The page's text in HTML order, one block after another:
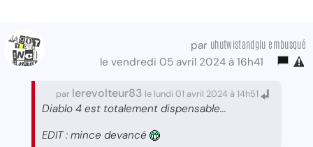
par uhutwistandglu embusqué
le vendredi 05 avril 2024 à 16h41
par lerevolteur83 le lundi 01 avril 2024 à 14h51
Diablo 4 est totalement dispensable...
EDIT : mince devancé